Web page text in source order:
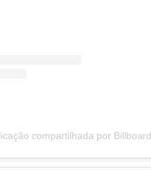
compartilhada por